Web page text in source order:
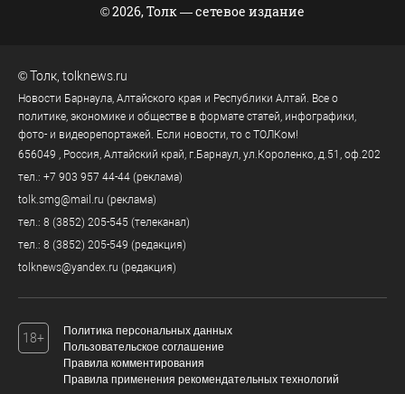
© 2026, Толк — сетевое издание
©Толк tolknews.ru
Новости Барнаула, Алтайского края и Республики Алтай. Все о
политике, экономике и обществе в формате статей, инфографики,
фото- и видеорепортажей. Если новости, то с ТОЛКом!
656049 , Россия, Алтайский край, г.Барнаул, ул.Короленко, д.51, оф.202
тел.: +7 903 957 44-44 (реклама)
tolk.smg@mail.ru (реклама)
тел.: 8 (3852) 205-545 (телеканал)
тел.: 8 (3852) 205-549 (редакция)
tolknews@yandex.ru (редакция)
18+
Политика персональных данных
Пользовательское соглашение
Правила комментирования
Правила применения рекомендательных технологий